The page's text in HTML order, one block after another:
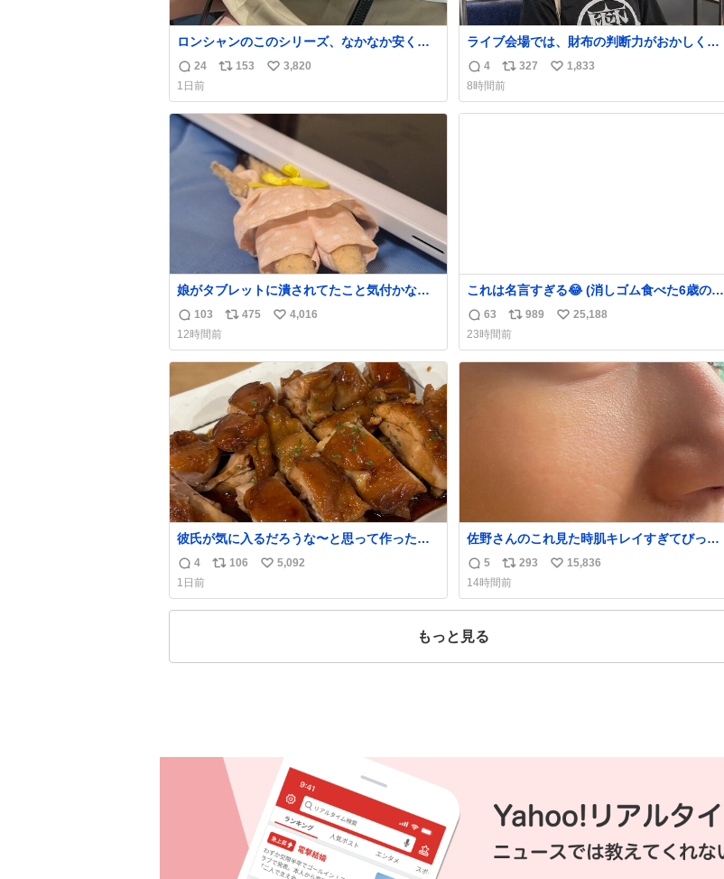
ロンシャンのこのシリーズ、なかなか安くな
らないのにセール価格になってる🖤✨レザー
なのが反則級にかわいい。持ってるだけでコ
ーデが格上げされる。
返
信
数
24
リ
ス
ト
数
153
い
ね
数
3,820
1日前
ライブ会場では、財布の判断力がおかしくな
る。
返
信
数
4
リ
ポ
ス
327
い
ね
1,833
8時間前
娘がタブレットに潰されてたこと気付かなか
った。 旦那だけは娘の波長を感じ取れるから
声出せずともSOSが伝わったらしい。 急いで
旦那が救出して、泣きじゃくる娘に自分も謝
って抱きしめようとしたら、ビンタされてし
まった。3回ほど。 小さい手だけど、地味に
痛い。 その後、娘は旦那に泣きついてた。
返
信
数
103
リ
ス
ト
数
475
い
ね
数
4,016
12時間前
これは名言すぎる😂 (消しゴム食べた6歳の弟
を思い出しながら)
返
信
数
63
リ
ポ
ス
ト
989
い
ね
数
25,188
23時間前
彼氏が気に入るだろうな〜と思って作ったら
想像の何倍も美味しい美味しい言ってくれて
嬉しい
返
信
数
4
リ
ス
106
い
ね
5,092
1日前
佐野さんのこれ見た時肌キレイすぎてびっく
りしたし、やはりアイドルって体型･肌管理す
ごすぎる
返
信
数
5
リ
ポ
ス
293
い
ね
15,836
14時間前
もっと見る